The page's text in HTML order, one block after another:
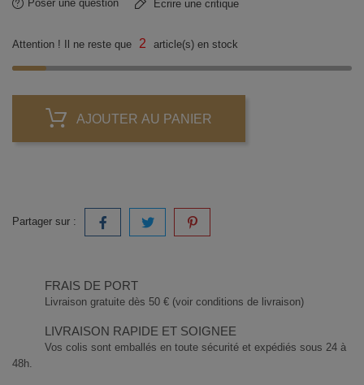
Poser une question Ecrire une critique
Attention ! Il ne reste que 2 article(s) en stock
AJOUTER AU PANIER
Partager sur :
FRAIS DE PORT
Livraison gratuite dès 50 € (voir conditions de livraison)
LIVRAISON RAPIDE ET SOIGNEE
Vos colis sont emballés en toute sécurité et expédiés sous 24 à
48h.